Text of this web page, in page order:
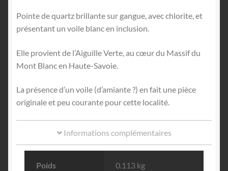
Pointe de quartz brillante sur gangue, avec chlorite, et
présentant un voile blanc en inclusion.
Elle provient de l’Aiguille Verte, au cœur du Massif du
Mont Blanc en Haute-Savoie.
La présence d’un voile (d’amiante ?) en fait une pièce
originale et peu courante pour cette localité.
Informations complémentaires
Poids 0.113 kg